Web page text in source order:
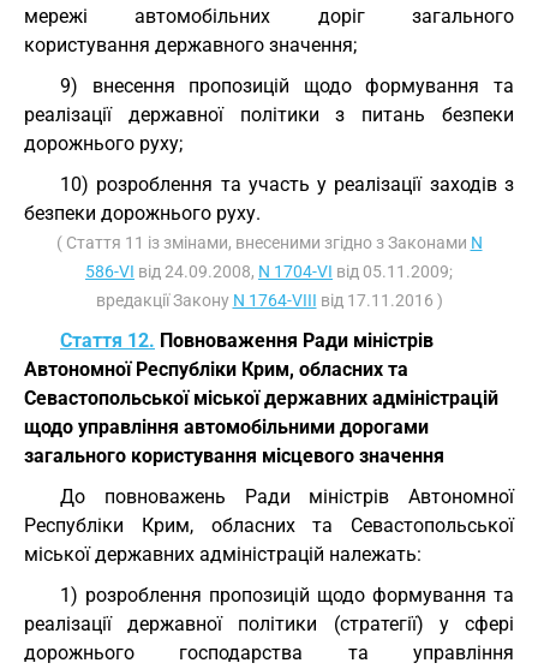
мережі автомобільних доріг загального
користування державного значення;
9) внесення пропозицій щодо формування та
реалізації державної політики з питань безпеки
дорожнього руху;
10) розроблення та участь у реалізації заходів з
безпеки дорожнього руху.
( Стаття 11 із змінами, внесеними згідно з Законами N
586-VI від 24.09.2008, N 1704-VI від 05.11.2009;
вредакції Закону N 1764-VIII від 17.11.2016 )
Стаття 12. Повноваження Ради міністрів
Автономної Республіки Крим, обласних та
Севастопольської міської державних адміністрацій
щодо управління автомобільними дорогами
загального користування місцевого значення
До повноважень Ради міністрів Автономної
Республіки Крим, обласних та Севастопольської
міської державних адміністрацій належать:
1) розроблення пропозицій щодо формування та
реалізації державної політики (стратегії) у сфері
дорожнього господарства та управління